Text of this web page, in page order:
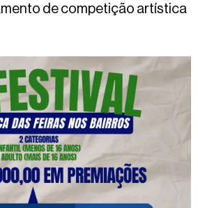
de competição artística